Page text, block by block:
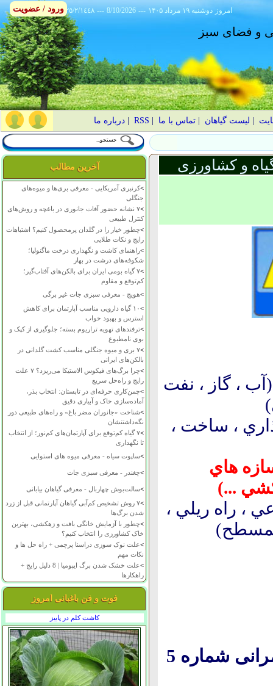
٢٥/٢/١٤٤٨ --- 8/10/2026 --- ۱۴۰۵ دوشنبه ۱۹ مرداد امروز
و فضای سبز
لیست گیاهان |تماس با ما RSS
|درباره ما
آخرین مطالب
>کرنبری آمریکایی - معرفی بری‌ها و میوه‌های
جنگلی
>
۷ نشانه حضور آفات جانوری در باغچه و روش‌های
کنترل طبیعی
>چطور خیار را در گلدان پرمحصول کنیم؟ اشتباهات
رایج و نکات طلایی
>راهنمای کاشت و نگهداری درخت ماگنولیا؛
شکوفه‌های درشت در بهار
>
۷ گیاه بومی ایران برای بالکن‌های آفتاب‌گیر؛
کم‌توقع و مقاوم
>هویج - معرفی سبزی جات غیر برگی
>
۱۰ گیاه دارویی مناسب آپارتمان برای کاهش
استرس و بهبود خواب
>ترفندهای تهویه تراریوم بسته؛ جلوگیری از کپک و
بوی نامطبوع
>
۷ بری و میوه جنگلی مناسب کشت گلدانی در
بالکن‌های ایرانی
>
چرا برگ‌های فیکوس الاستیکا می‌ریزد؟ ۷ علت
رایج و راه‌حل سریع
>چمن‌کاری حرفه‌ای در تابستان: انتخاب بذر،
آماده‌سازی خاک و آبیاری دقیق
>شناخت «جانوران مضر باغ» و راه‌های طبیعی دور
نگه‌داشتنشان
>
۷ گیاه کم‌توقع برای آپارتمان‌های کم‌نور؛ از انتخاب
تا نگهداری
>ساپوت سیاه - معرفی میوه های استوایی
>چغندر - معرفی سبزی جات
>سالت‌بوش چهاربال - معرفی گیاهان بیابانی
>
۷ روش تشخیص کم‌آبی گیاهان آپارتمانی قبل از زرد
شدن برگ‌ها
>چطور با آزمایش خانگی بافت و زهکشی، بهترین
خاک کشاورزی را انتخاب کنیم؟
>علت نوک سوزی دراسنا پرچمی + راه حل ها و
نکات مهم
>
علت خشک شدن برگ ایپومیا | 8 دلیل رایج +
راهکارها
فوت و فن باغبانی امروز
کاشت کلم در پاییز
و کشاورزی
، گاز ، نفت
، ساخت ،
هاي
...)
، راه ريلي ،
همسطح)
پروژه احداث شبکه آبیاری وزهکشی واحد عمرانی شماره 5
ورود / عضویت